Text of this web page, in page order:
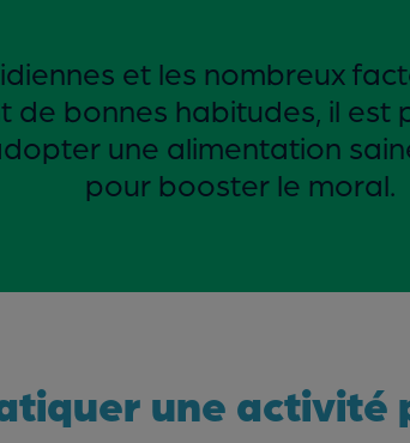
et les nombreux
bonnes habitudes, il est
une alimentation
pour booster le moral.
une activité